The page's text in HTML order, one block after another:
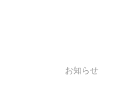
お知らせ